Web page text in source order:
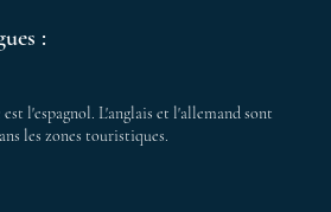
:
l'espagnol. L'anglais et l'allemand sont
les zones touristiques.